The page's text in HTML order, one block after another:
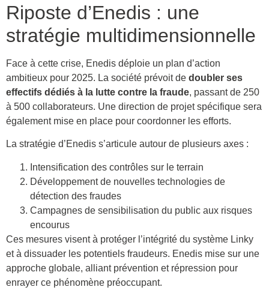
Riposte d’Enedis : une
stratégie multidimensionnelle
Face à cette crise, Enedis déploie un plan d’action
ambitieux pour 2025. La société prévoit de doubler ses
effectifs dédiés à la lutte contre la fraude, passant de 250
à 500 collaborateurs. Une direction de projet spécifique sera
également mise en place pour coordonner les efforts.
La stratégie d’Enedis s’articule autour de plusieurs axes :
Intensification des contrôles sur le terrain
Développement de nouvelles technologies de
détection des fraudes
Campagnes de sensibilisation du public aux risques
encourus
Ces mesures visent à protéger l’intégrité du système Linky
et à dissuader les potentiels fraudeurs. Enedis mise sur une
approche globale, alliant prévention et répression pour
enrayer ce phénomène préoccupant.